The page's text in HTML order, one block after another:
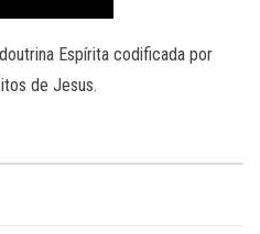
Espírita codificada por
de Jesus.